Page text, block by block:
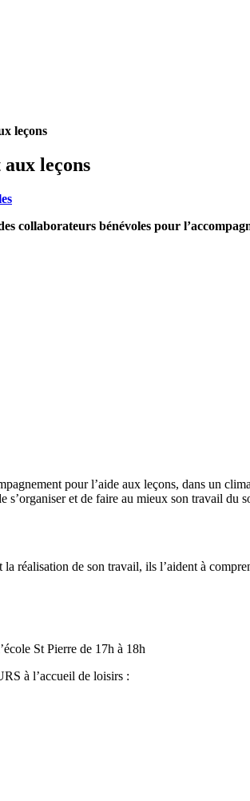
leçons
leçons
collaborateurs bénévoles pour
pour l’aide aux leçons, dans un
s’organiser et de faire au mieux son travail du
réalisation de son travail, ils l’aident à
St Pierre de 17h à 18h
à l’accueil de loisirs :